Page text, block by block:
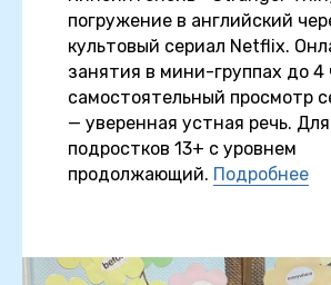
погружение в английский
культовый сериал Netflix.
занятия в мини-группах до 4
самостоятельный просмотр
— уверенная устная речь. Для
подростков 13+ с уровнем
продолжающий. Подробнее